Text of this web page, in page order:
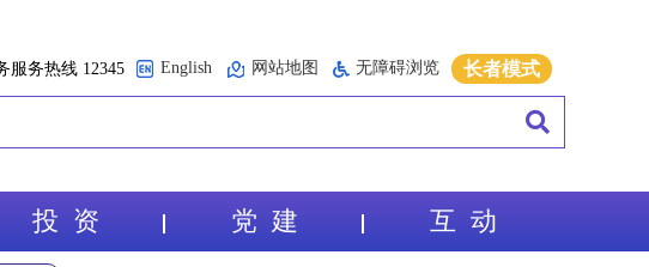
服务热线 12345 English 网站地图 无障碍浏览 长者模式
投 资 党 建 互 动